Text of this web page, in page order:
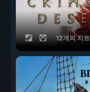
12개의 치트